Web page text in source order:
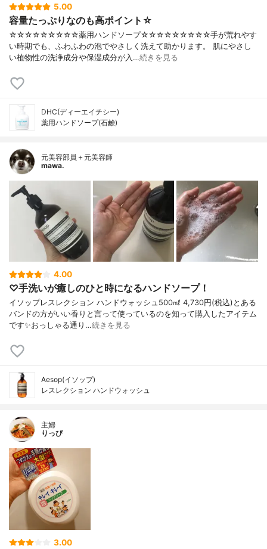
5.00
容量たっぷりなのも高ポイント☆
☆☆☆☆☆☆☆☆☆薬用ハンドソープ☆☆☆☆☆☆☆☆☆手が荒れやす
い時期でも、ふわふわの泡でやさしく洗えて助かります。 肌にやさし
い植物性の洗浄成分や保湿成分が入…続きを見る
DHC(ディーエイチシー)
薬用ハンドソープ(石鹸)
元美容部員＋元美容師
mawa.
4.00
♡手洗いが癒しのひと時になるハンドソープ！
イソップレスレクション ハンドウォッシュ500㎖ 4,730円(税込)とある
バンドの方がいい香りと言って使っているのを知って購入したアイテム
です✨おっしゃる通り…続きを見る
Aesop(イソップ)
レスレクション ハンドウォッシュ
主婦
りっぴ
3.00